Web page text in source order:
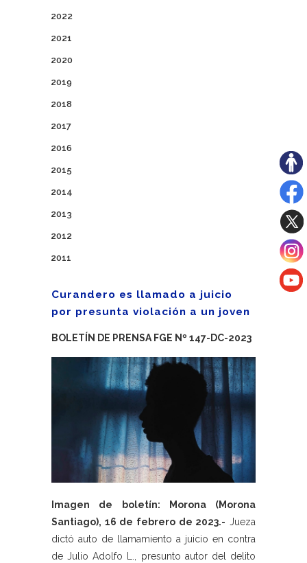
2022
2021
2020
2019
2018
2017
2016
2015
2014
2013
2012
2011
Curandero es llamado a juicio
por presunta violación a un joven
BOLETÍN DE PRENSA FGE Nº 147-DC-2023
Imagen de boletín: Morona (Morona
Santiago), 16 de febrero de 2023.- Jueza
dictó auto de llamamiento a juicio en contra
de Julio Adolfo L., presunto autor del delito